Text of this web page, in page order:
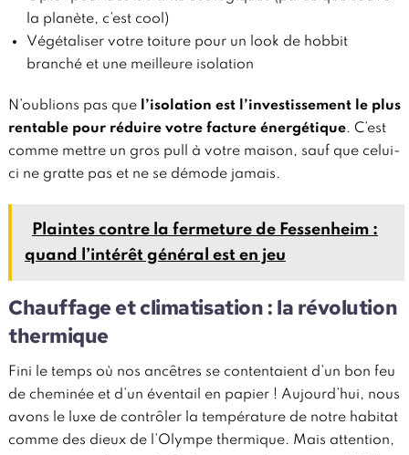
la planète, c’est cool)
Végétaliser votre toiture pour un look de hobbit
branché et une meilleure isolation
N’oublions pas que l’isolation est l’investissement le plus
rentable pour réduire votre facture énergétique. C’est
comme mettre un gros pull à votre maison, sauf que celui-
ci ne gratte pas et ne se démode jamais.
Plaintes contre la fermeture de Fessenheim :
quand l’intérêt général est en jeu
Chauffage et climatisation : la révolution
thermique
Fini le temps où nos ancêtres se contentaient d’un bon feu
de cheminée et d’un éventail en papier ! Aujourd’hui, nous
avons le luxe de contrôler la température de notre habitat
comme des dieux de l’Olympe thermique. Mais attention,